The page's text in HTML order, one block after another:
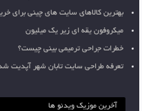
بهترین کالاهای سایت های چینی برای
میکروفون یقه ای زیر یک میلیون
خطرات جراحی ترمیمی بینی چیست؟
تعرفه طراحی سایت تابان شهر آپدیت
آخرین موزیک ویدئو ها